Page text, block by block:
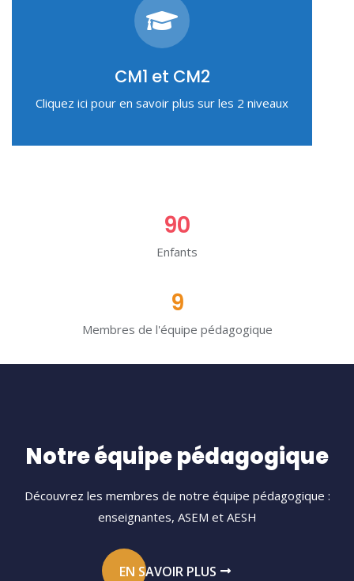
CM1 et CM2
Cliquez ici pour en savoir plus sur les 2 niveaux
90
Enfants
9
Membres de l'équipe pédagogique
Notre équipe pédagogique
Découvrez les membres de notre équipe pédagogique :
enseignantes, ASEM et AESH
EN SAVOIR PLUS